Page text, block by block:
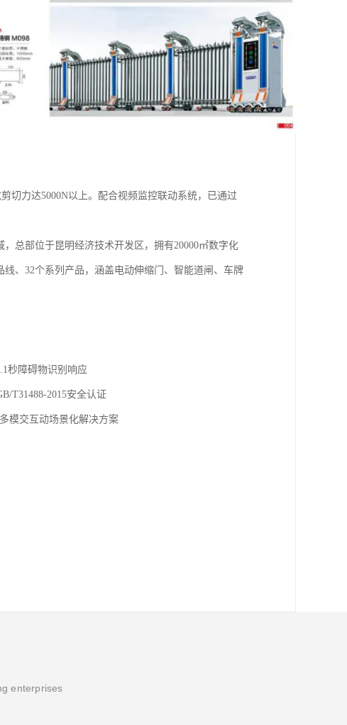
切力达5000N以上。配合视频监控联动系统，已通过
总部位于昆明经济技术开发区，拥有20000㎡数字化
、32个系列产品，涵盖电动伸缩门、智能道闸、车牌
秒障碍物识别响应
T31488-2015安全认证
模交互动场景化解决方案‌
enterprises